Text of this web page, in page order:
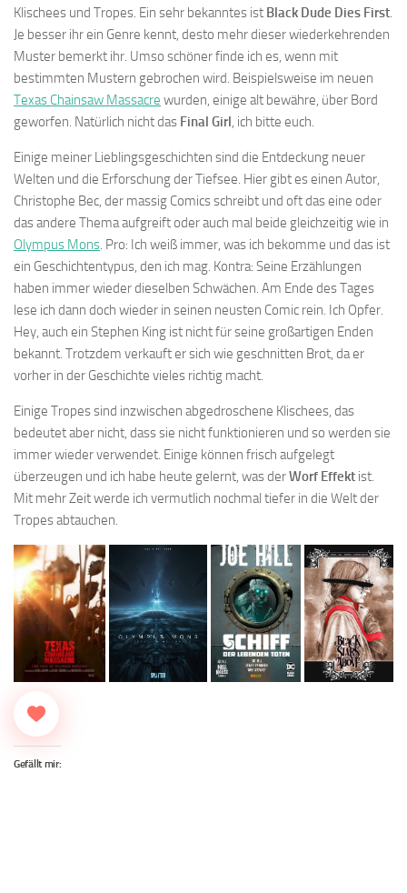
Klischees und Tropes. Ein sehr bekanntes ist Black Dude Dies First.
Je besser ihr ein Genre kennt, desto mehr dieser wiederkehrenden
Muster bemerkt ihr. Umso schöner finde ich es, wenn mit
bestimmten Mustern gebrochen wird. Beispielsweise im neuen
Texas Chainsaw Massacre wurden, einige alt bewähre, über Bord
geworfen. Natürlich nicht das Final Girl, ich bitte euch.
Einige meiner Lieblingsgeschichten sind die Entdeckung neuer
Welten und die Erforschung der Tiefsee. Hier gibt es einen Autor,
Christophe Bec, der massig Comics schreibt und oft das eine oder
das andere Thema aufgreift oder auch mal beide gleichzeitig wie in
Olympus Mons. Pro: Ich weiß immer, was ich bekomme und das ist
ein Geschichtentypus, den ich mag. Kontra: Seine Erzählungen
haben immer wieder dieselben Schwächen. Am Ende des Tages
lese ich dann doch wieder in seinen neusten Comic rein. Ich Opfer.
Hey, auch ein Stephen King ist nicht für seine großartigen Enden
bekannt. Trotzdem verkauft er sich wie geschnitten Brot, da er
vorher in der Geschichte vieles richtig macht.
Einige Tropes sind inzwischen abgedroschene Klischees, das
bedeutet aber nicht, dass sie nicht funktionieren und so werden sie
immer wieder verwendet. Einige können frisch aufgelegt
überzeugen und ich habe heute gelernt, was derWorf Effekt ist.
Mit mehr Zeit werde ich vermutlich nochmal tiefer in die Welt der
Tropes abtauchen.
Gefällt mir: